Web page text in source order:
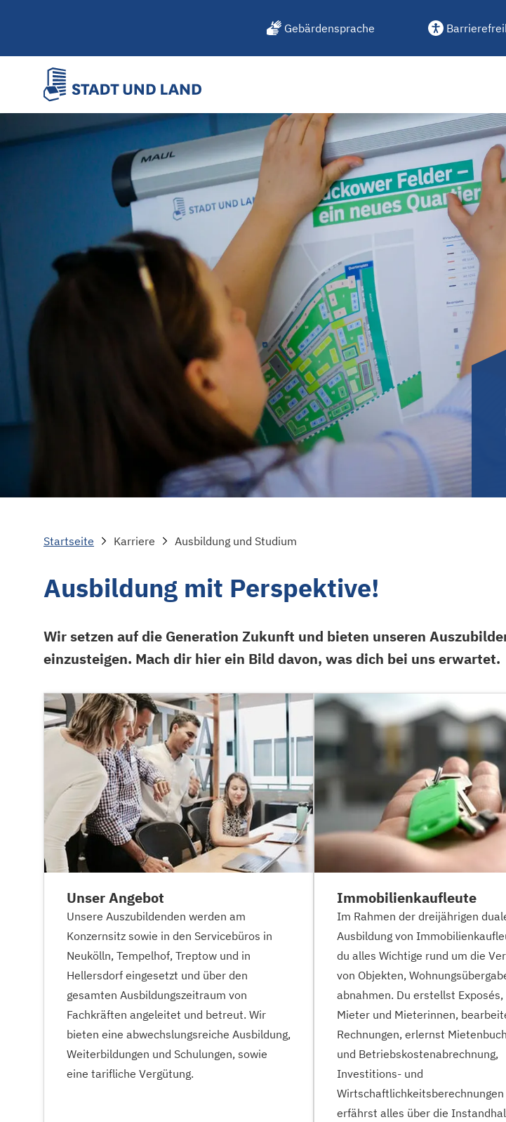
Gebärdensprache
Ausbildung mit Perspektive!
Startseite Karriere Ausbildung und Studium
Ausbildung mit Perspektive!
Wir setzen auf die Generation Zukunft und bieten unseren
einzusteigen. Mach dir hier ein Bild davon, was dich bei uns erwartet.
Unser Angebot
Unsere Auszubildenden werden am
Konzernsitz sowie in den Servicebüros in
Neukölln, Tempelhof, Treptow und in
Hellersdorf eingesetzt und über den
gesamten Ausbildungszeitraum von
Fachkräften angeleitet und betreut. Wir
bieten eine abwechslungsreiche Ausbildung,
Weiterbildungen und Schulungen, sowie
eine tarifliche Vergütung.
Immobilienkaufleute
Im Rahmen der dreijährigen
Ausbildung von
du alles Wichtige rund um die
von Objekten,
abnahmen. Du erstellst
Mieter und Mieterinnen,
Rechnungen, erlernst
und Betriebskostenabrechnung,
Investitions- und
Wirtschaftlichkeitsberechnungen
erfährst alles über die